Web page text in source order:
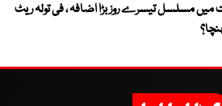
مسلسل تیسرے روز بڑا اضافہ ، فی تولہ ریٹ